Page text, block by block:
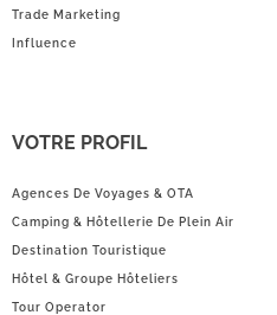
Trade Marketing
Influence
VOTRE PROFIL
Agences De Voyages & OTA
Camping & Hôtellerie De Plein Air
Destination Touristique
Hôtel & Groupe Hôteliers
Tour Operator